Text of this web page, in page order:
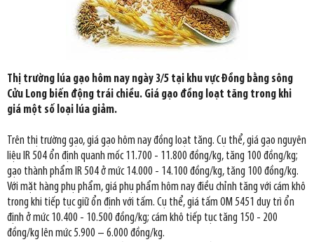
Thị trường lúa gạo hôm nay ngày 3/5 tại khu vực Đồng bằng sông
Cửu Long biến động trái chiều. Giá gạo đồng loạt tăng trong khi
giá một số loại lúa giảm.
Trên thị trường gạo, giá gạo hôm nay đồng loạt tăng. Cụ thể, giá gạo nguyên
liệu IR 504 ổn định quanh mốc 11.700 - 11.800 đồng/kg, tăng 100 đồng/kg;
gạo thành phẩm IR 504 ở mức 14.000 - 14.100 đồng/kg, tăng 100 đồng/kg.
Với mặt hàng phụ phẩm, giá phụ phẩm hôm nay điều chỉnh tăng với cám khô
trong khi tiếp tục giữ ổn định với tấm. Cụ thể, giá tấm OM 5451 duy trì ổn
định ở mức 10.400 - 10.500 đồng/kg; cám khô tiếp tục tăng 150 - 200
đồng/kg lên mức 5.900 – 6.000 đồng/kg.